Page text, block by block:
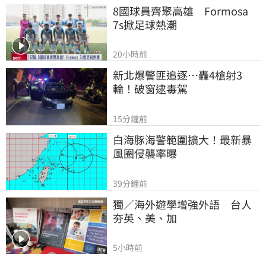
8國球員齊聚高雄　Formosa
7s掀足球熱潮
20小時前
新北爆警匪追逐…轟4槍射3
輪！破窗逮毒駕
15分鐘前
白海豚海警範圍擴大！最新暴
風圈侵襲率曝
39分鐘前
獨／海外遊學增強外語　台人
夯英、美、加
5小時前